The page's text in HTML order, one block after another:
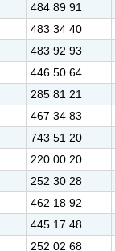
484 89 91
483 34 40
483 92 93
446 50 64
285 81 21
467 34 83
743 51 20
220 00 20
252 30 28
462 18 92
445 17 48
252 02 68